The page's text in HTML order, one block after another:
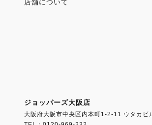
店舗について
ジョッパーズ大阪店
大阪府大阪市中央区内本町1-2-11 ウタカビ